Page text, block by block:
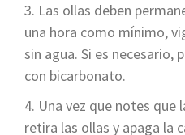
Las ollas deben
una hora como mínimo,
sin agua. Si es necesario,
con bicarbonato.
Una vez que notes que
retira las ollas y apaga la